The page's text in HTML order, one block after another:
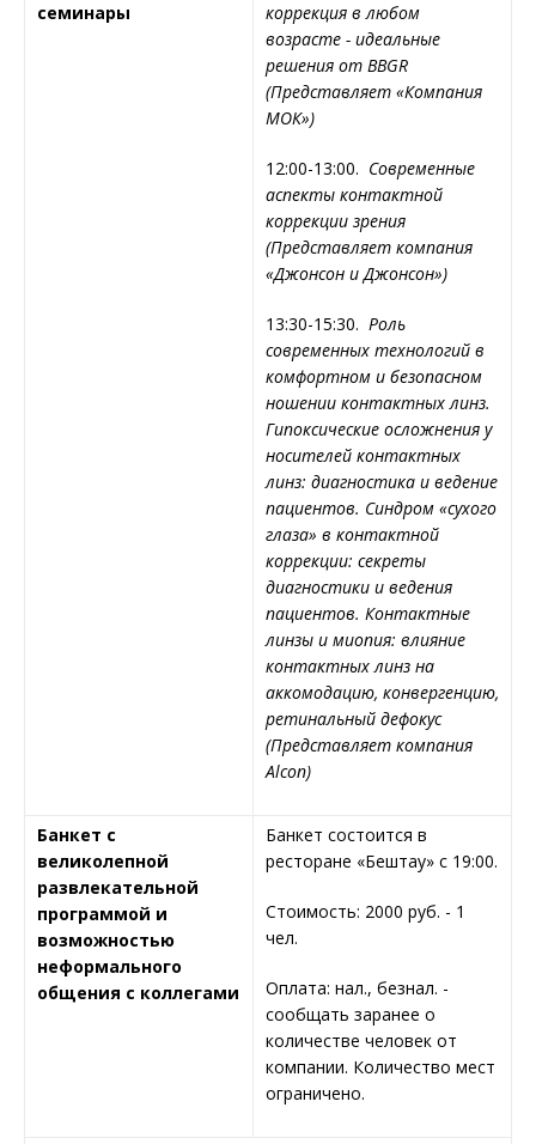
семинары
коррекция в любом
возрасте - идеальные
решения от BBGR
(Представляет «Компания
МОК»)
12:00-13:00. Современные
аспекты контактной
коррекции зрения
(Представляет компания
«Джонсон и Джонсон»)
13:30-15:30. Роль
современных технологий в
комфортном и безопасном
ношении контактных линз.
Гипоксические осложнения у
носителей контактных
линз: диагностика и ведение
пациентов. Синдром «сухого
глаза» в контактной
коррекции: секреты
диагностики и ведения
пациентов. Контактные
линзы и миопия: влияние
контактных линз на
аккомодацию, конвергенцию,
ретинальный дефокус
(Представляет компания
Alcon)
Банкет с
великолепной
развлекательной
программой и
возможностью
неформального
общения с коллегами
Банкет состоится в
ресторане «Бештау» с 19:00.
Стоимость: 2000 руб. - 1
чел.
Оплата: нал., безнал. -
сообщать заранее о
количестве человек от
компании. Количество мест
ограничено.